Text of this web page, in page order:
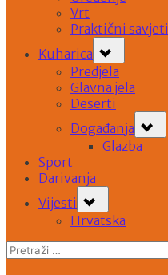
Vrt
Praktični savjeti
Kuharica
sub-
menu
Predjela
Glavna jela
Deserti
Događanja
sub-
menu
Glazba
Sport
Darivanja
Vijesti
sub-
menu
Hrvatska
Pretraži: